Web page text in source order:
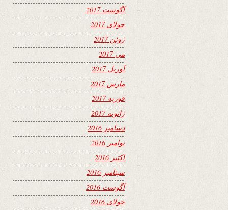
آگوست 2017
جولای 2017
ژوئن 2017
می 2017
آوریل 2017
مارس 2017
فوریه 2017
ژانویه 2017
دسامبر 2016
نوامبر 2016
اکتبر 2016
سپتامبر 2016
آگوست 2016
جولای 2016